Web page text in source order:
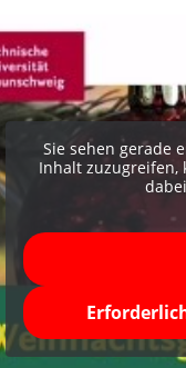
Sie sehen gerade
Inhalt zuzugreifen,